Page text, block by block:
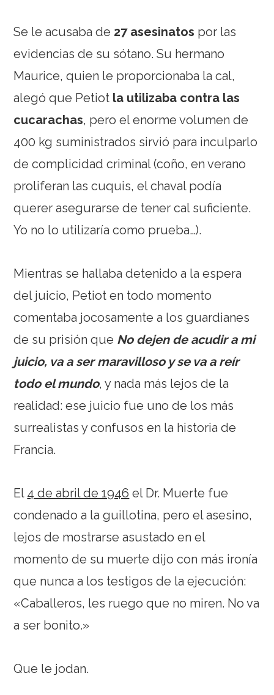
Se le acusaba de 27 asesinatos por las
evidencias de su sótano. Su hermano
Maurice, quien le proporcionaba la cal,
alegó que Petiot la utilizaba contra las
cucarachas, pero el enorme volumen de
400 kg suministrados sirvió para inculparlo
de complicidad criminal (coño, en verano
proliferan las cuquis, el chaval podía
querer asegurarse de tener cal suficiente.
Yo no lo utilizaría como prueba…).
Mientras se hallaba detenido a la espera
del juicio, Petiot en todo momento
comentaba jocosamente a los guardianes
de su prisión que No dejen de acudir a mi
juicio, va a ser maravilloso y se va a reír
todo el mundo, y nada más lejos de la
realidad: ese juicio fue uno de los más
surrealistas y confusos en la historia de
Francia.
El 4 de abril de 1946 el Dr. Muerte fue
condenado a la guillotina, pero el asesino,
lejos de mostrarse asustado en el
momento de su muerte dijo con más ironía
que nunca a los testigos de la ejecución:
«Caballeros, les ruego que no miren. No va
a ser bonito.»
Que le jodan.